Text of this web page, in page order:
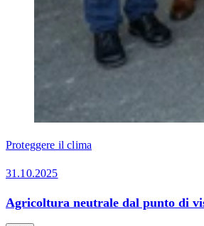
Proteggere il clima
31.10.2025
Agricoltura neutrale dal punto di